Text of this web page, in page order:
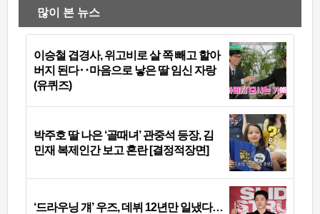
많이 본 뉴스
이승철 겹경사, 위고비로 살 쪽 빼고 할아
버지 된다‥마음으로 낳은 딸 임신 자랑
(유퀴즈)
박주호 딸 나은 ‘골때녀’ 관중석 등장, 김
민재 복제인간 보고 혼란 [결정적장면]
‘드라우닝 걔’ 우즈, 데뷔 12년만 일냈다…